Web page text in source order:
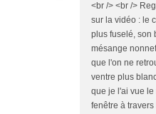
<br /> <br />
sur la vidéo : le
plus fuselé, son
mésange
que l'on ne
ventre plus
que je l'ai vue le
fenêtre à